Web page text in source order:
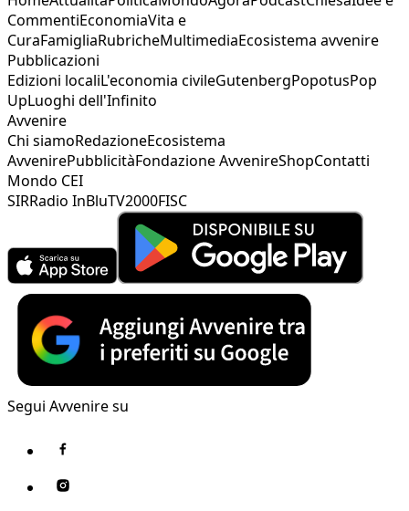
CommentiEconomiaVita e
CuraFamigliaRubricheMultimediaEcosistema avvenire
Pubblicazioni
Edizioni localiL'economia civileGutenbergPopotusPop
UpLuoghi dell'Infinito
Avvenire
Chi siamoRedazioneEcosistema
AvvenirePubblicitàFondazione AvvenireShopContatti
Mondo CEI
SIRRadio InBluTV2000FISC
Segui Avvenire su